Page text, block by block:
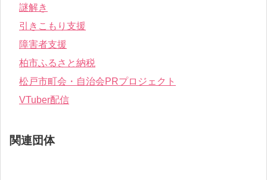
謎解き
引きこもり支援
障害者支援
柏市ふるさと納税
松戸市町会・自治会PRプロジェクト
VTuber配信
関連団体